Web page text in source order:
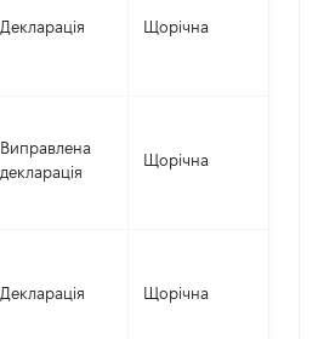
Декларація Щорічна
Виправлена
декларація
Щорічна
Декларація Щорічна